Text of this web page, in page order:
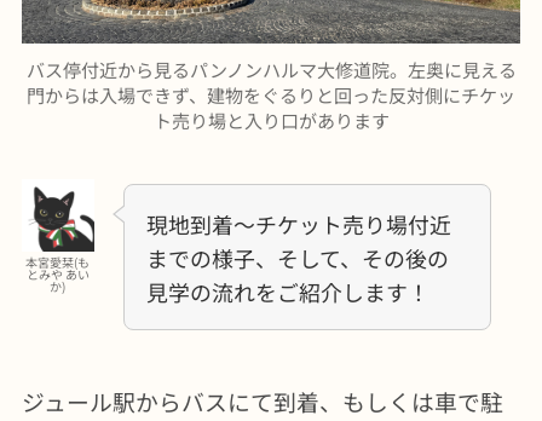
バス停付近から見るパンノンハルマ大修道院。左奥に見える
門からは入場できず、建物をぐるりと回った反対側にチケッ
ト売り場と入り口があります
本宮愛栞(も
とみや あい
か)
現地到着〜チケット売り場付近
までの様子、そして、その後の
見学の流れをご紹介します！
ジュール駅からバスにて到着、もしくは車で駐